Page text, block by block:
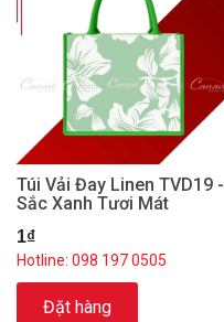
Túi Vải Đay Linen TVD19 -
Sắc Xanh Tươi Mát
1₫
Hotline: 098 197 0505
Đặt hàng